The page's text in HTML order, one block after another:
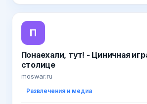
П
Понаехали, тут! - Циничная
столице
moswar.ru
Развлечения и медиа